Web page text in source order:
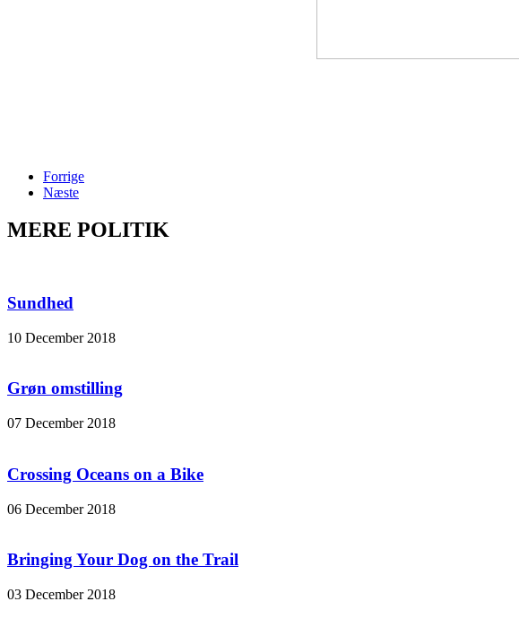
Forrige
Næste
MERE POLITIK
Sundhed
10 December 2018
Grøn omstilling
07 December 2018
Crossing Oceans on a Bike
06 December 2018
Bringing Your Dog on the Trail
03 December 2018